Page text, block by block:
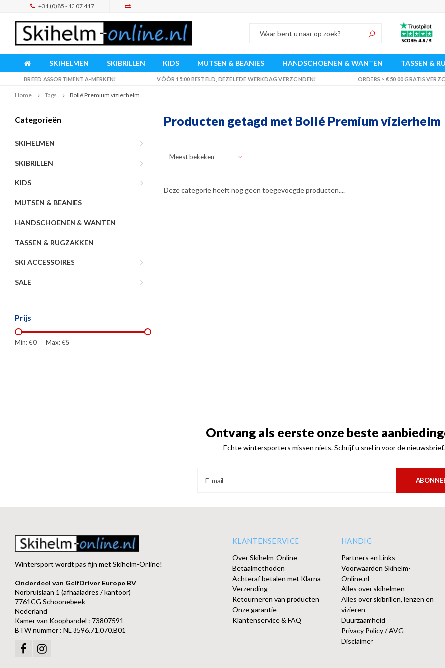
+31 (0)85 - 13 07 417
SKIHELMEN SKIBRILLEN KIDS MUTSEN & BEANIES HANDSCHOENEN & WANTEN TASSEN &
BREED ASSORTIMENT A-MERKEN! VÓÓR 15:00 BESTELD, DEZELFDE WERKDAG VERZONDEN! ORDERS > € 50,00 GRATIS
Home Tags Bollé Premium vizierhelm
Categorieën
SKIHELMEN
SKIBRILLEN
KIDS
MUTSEN & BEANIES
HANDSCHOENEN & WANTEN
TASSEN & RUGZAKKEN
SKI ACCESSOIRES
SALE
Prijs
Min: €0 Max: €5
Producten getagd met Bollé Premium vizierhelm
Meest bekeken
Deze categorie heeft nog geen toegevoegde producten....
Ontvang als eerste onze beste
Echte wintersporters missen niets. Schrijf u snel in voor de nieuwsbrief.
Wintersport wordt pas fijn met Skihelm-Online!
Onderdeel van GolfDriver Europe BV
Norbruislaan 1 (afhaaladres / kantoor)
7761CG Schoonebeek
Nederland
Kamer van Koophandel : 73807591
BTW nummer : NL 8596.71.070.B01
KLANTENSERVICE
Over Skihelm-Online
Betaalmethoden
Achteraf betalen met Klarna
Verzending
Retourneren van producten
Onze garantie
Klantenservice & FAQ
HANDIG
Partners en Links
Voorwaarden Skihelm-
Online.nl
Alles over skihelmen
Alles over skibrillen, lenzen en
vizieren
Duurzaamheid
Privacy Policy / AVG
Disclaimer